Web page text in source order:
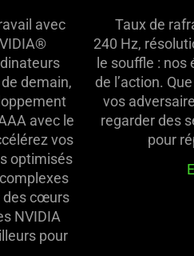
avec
demain,
avec le
vos
optimisés
des cœurs
NVIDIA
pour
Taux de
240 Hz,
le souffle :
de l’action.
vos
regarder des
pour